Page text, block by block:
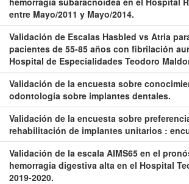
entre Mayo/2011 y Mayo/2014.
Validación de Escalas Hasbled vs Atria
pacientes de 55-85 años con fibrilación
Hospital de Especialidades Teodoro
Validación de la encuesta sobre
odontología sobre implantes dentales.
Validación de la encuesta sobre
rehabilitación de implantes unitarios :
Validación de la escala AIMS65 en el
hemorragia digestiva alta en el Hospital
2019-2020.